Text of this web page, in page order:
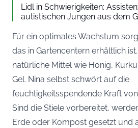
Lidl in Schwierigkeiten:
autistischen Jungen aus dem
Für ein optimales Wachstum
das in Gartencentern erhältlich
natürliche Mittel wie Honig,
Gel. Nina selbst schwört auf die
feuchtigkeitsspendende Kraft
Sind die Stiele vorbereitet,
Erde oder Kompost gesetzt und